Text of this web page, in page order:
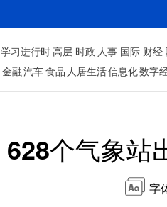
学习进行时高层 时政 人事 国际 财经
金融汽车食品 人居生活信息化数字
628个气象站
字